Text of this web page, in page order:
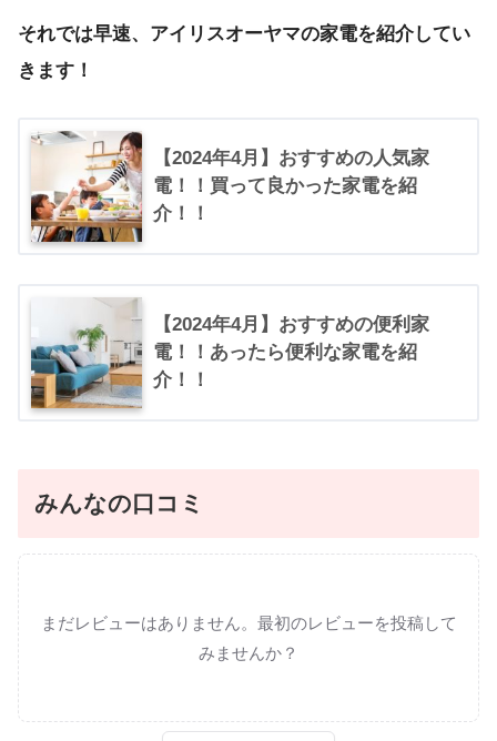
それでは早速、アイリスオーヤマの家電を紹介してい
きます！
【2024年4月】おすすめの人気家
電！！買って良かった家電を紹
介！！
【2024年4月】おすすめの便利家
電！！あったら便利な家電を紹
介！！
みんなの口コミ
まだレビューはありません。最初のレビューを投稿して
みませんか？